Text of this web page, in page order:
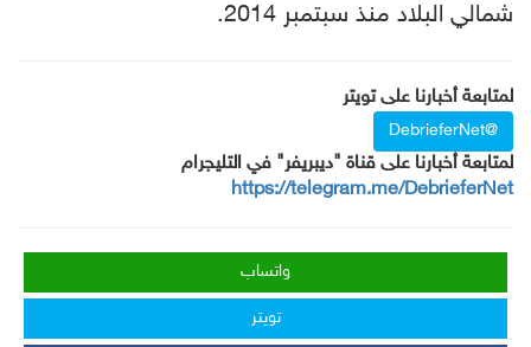
شمالي البلاد منذ سبتمبر 2014.
لمتابعة أخبارنا على تويتر
@DebrieferNet
لمتابعة أخبارنا على قناة "ديبريفر" في التليجرام
https://telegram.me/DebrieferNet
واتساب
تويتر